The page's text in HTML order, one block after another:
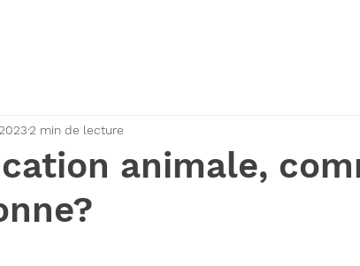
animale,
2 min de lecture